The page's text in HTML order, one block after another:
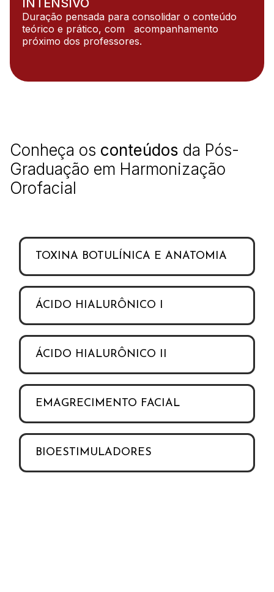
INTENSIVO
Duração pensada para consolidar o conteúdo
teórico e prático, com acompanhamento
próximo dos professores.
Conheça os conteúdos da Pós-
Graduação em Harmonização
Orofacial
TOXINA BOTULÍNICA E ANATOMIA
ÁCIDO HIALURÔNICO I
ÁCIDO HIALURÔNICO II
EMAGRECIMENTO FACIAL
BIOESTIMULADORES